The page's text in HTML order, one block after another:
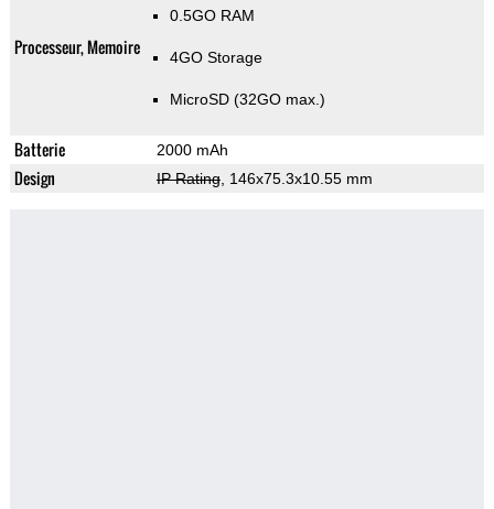
Processeur, Memoire
0.5GO RAM
4GO Storage
MicroSD (32GO max.)
Batterie 2000 mAh
Design IP Rating, 146x75.3x10.55 mm